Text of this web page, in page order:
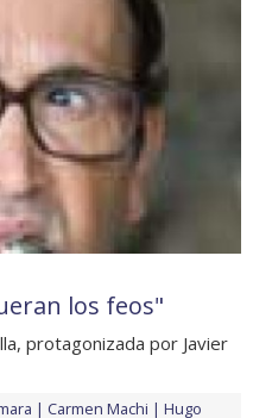
los feos"
protagonizada por Javier
Carmen Machi
Hugo